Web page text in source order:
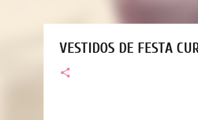
VESTIDOS DE FESTA